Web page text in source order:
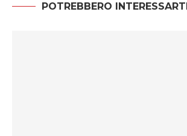
POTREBBERO